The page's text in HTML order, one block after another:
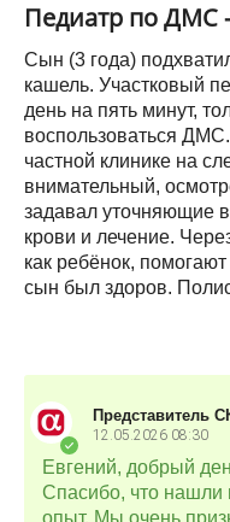
Педиатр по ДМС
Сын (3 года)
кашель. Участковый
день на пять минут,
воспользоваться
частной клинике на
внимательный,
задавал уточняющие
крови и лечение.
как ребёнок,
сын был здоров.
Представитель
12.05.2026 08:30
Евгений, добрый
Спасибо, что нашли
опыт. Мы очень